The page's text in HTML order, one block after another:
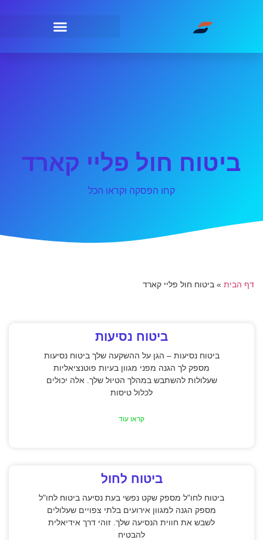
ביטוח חול פליי קארד
קחו הפסקה וקראו הכל
דף הבית » ביטוח חול פליי קארד
ביטוח נסיעות
ביטוח נסיעות – הגן על ההשקעה שלך ביטוח נסיעות
מספק לך הגנה מפני מגוון בעיות פוטנציאליות
שעלולות להשתבש במהלך הטיול שלך. אלה יכולים
לכלול טיסות
קראו עוד
ביטוח לחול
ביטוח לחו"ל מספק שקט נפשי בעת נסיעה ביטוח לחו"ל
מספק הגנה למגוון אירועים בלתי צפויים שעלולים
לשבש את חווית הנסיעה שלך. זוהי דרך אידיאלית
להבטיח